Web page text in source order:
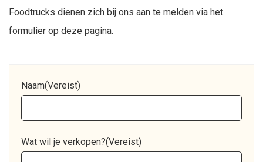
Foodtrucks dienen zich bij ons aan te melden via het
formulier op deze pagina.
Naam(Vereist)
Wat wil je verkopen?(Vereist)